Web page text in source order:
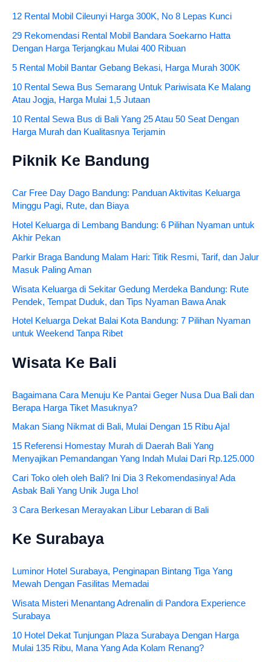
12 Rental Mobil Cileunyi Harga 300K, No 8 Lepas Kunci
29 Rekomendasi Rental Mobil Bandara Soekarno Hatta
Dengan Harga Terjangkau Mulai 400 Ribuan
5 Rental Mobil Bantar Gebang Bekasi, Harga Murah 300K
10 Rental Sewa Bus Semarang Untuk Pariwisata Ke Malang
Atau Jogja, Harga Mulai 1,5 Jutaan
10 Rental Sewa Bus di Bali Yang 25 Atau 50 Seat Dengan
Harga Murah dan Kualitasnya Terjamin
Piknik Ke Bandung
Car Free Day Dago Bandung: Panduan Aktivitas Keluarga
Minggu Pagi, Rute, dan Biaya
Hotel Keluarga di Lembang Bandung: 6 Pilihan Nyaman untuk
Akhir Pekan
Parkir Braga Bandung Malam Hari: Titik Resmi, Tarif, dan Jalur
Masuk Paling Aman
Wisata Keluarga di Sekitar Gedung Merdeka Bandung: Rute
Pendek, Tempat Duduk, dan Tips Nyaman Bawa Anak
Hotel Keluarga Dekat Balai Kota Bandung: 7 Pilihan Nyaman
untuk Weekend Tanpa Ribet
Wisata Ke Bali
Bagaimana Cara Menuju Ke Pantai Geger Nusa Dua Bali dan
Berapa Harga Tiket Masuknya?
Makan Siang Nikmat di Bali, Mulai Dengan 15 Ribu Aja!
15 Referensi Homestay Murah di Daerah Bali Yang
Menyajikan Pemandangan Yang Indah Mulai Dari Rp.125.000
Cari Toko oleh oleh Bali? Ini Dia 3 Rekomendasinya! Ada
Asbak Bali Yang Unik Juga Lho!
3 Cara Berkesan Merayakan Libur Lebaran di Bali
Ke Surabaya
Luminor Hotel Surabaya, Penginapan Bintang Tiga Yang
Mewah Dengan Fasilitas Memadai
Wisata Misteri Menantang Adrenalin di Pandora Experience
Surabaya
10 Hotel Dekat Tunjungan Plaza Surabaya Dengan Harga
Mulai 135 Ribu, Mana Yang Ada Kolam Renang?